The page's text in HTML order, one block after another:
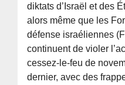
diktats d’Israël et des
alors même que les
défense israéliennes
continuent de violer
cessez-le-feu de
dernier, avec des